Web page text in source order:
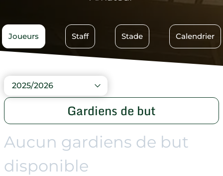
Joueurs Staff Stade Calendrier
2025/2026
Gardiens de but
Aucun gardiens de but
disponible